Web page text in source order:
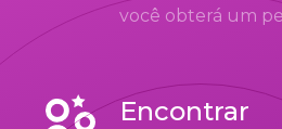
você obterá um
Encontrar